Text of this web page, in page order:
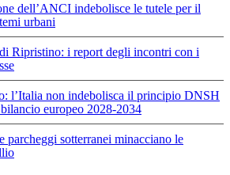
dell’ANCI indebolisce le tutele per il
urbani
Ripristino: i report degli incontri con i
l’Italia non indebolisca il principio DNSH
europeo 2028-2034
parcheggi sotterranei minacciano le